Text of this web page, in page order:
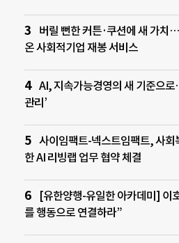
버릴 뻔한 커튼·쿠션에 새 가치
온 사회적기업 재봉 서비스
AI, 지속가능경영의 새 기준으
관리’
사이임팩트-넥스트임팩트, 사회
한 AI 리빙랩 업무 협약 체결
[유한양행-유일한 아카데미] 이
를 행동으로 연결하라”